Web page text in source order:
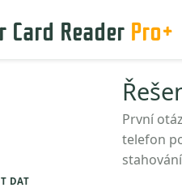
Card Reader Pro+
DAT
První
telefon